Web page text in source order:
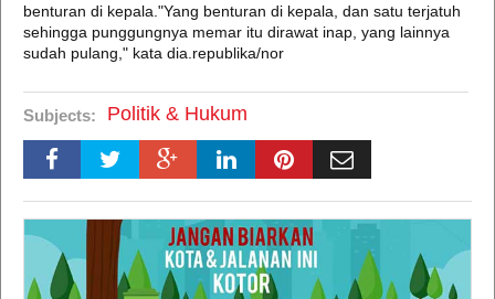
benturan di kepala."Yang benturan di kepala, dan satu terjatuh
sehingga punggungnya memar itu dirawat inap, yang lainnya
sudah pulang," kata dia.republika/nor
Subjects: Politik & Hukum